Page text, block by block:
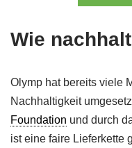
Wie
Olymp hat bereits viele
Nachhaltigkeit
Foundation und durch
ist eine faire Lieferkette